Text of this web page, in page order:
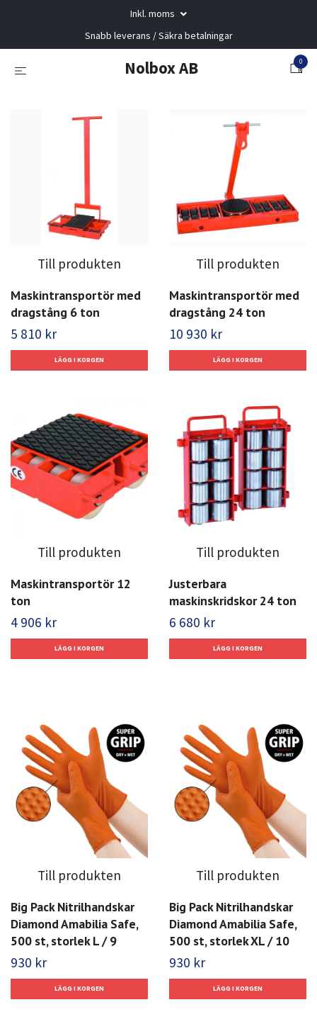
Inkl. moms
Snabb leverans / Säkra betalningar
Nolbox AB 0
Till produkten
Maskintransportör med
dragstång 6 ton
5 810 kr
Till produkten
Maskintransportör med
dragstång 24 ton
10 930 kr
Till produkten
Maskintransportör 12
ton
4 906 kr
Till produkten
Justerbara
maskinskridskor 24 ton
6 680 kr
Till produkten
Big Pack Nitrilhandskar
Diamond Amabilia Safe,
500 st, storlek L / 9
930 kr
Till produkten
Big Pack Nitrilhandskar
Diamond Amabilia Safe,
500 st, storlek XL / 10
930 kr